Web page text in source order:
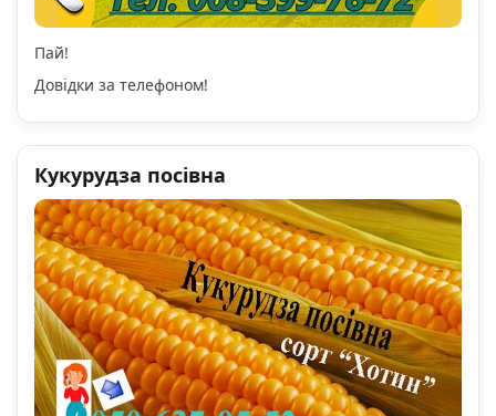
Пай!
Довідки за телефоном!
Кукурудза посівна